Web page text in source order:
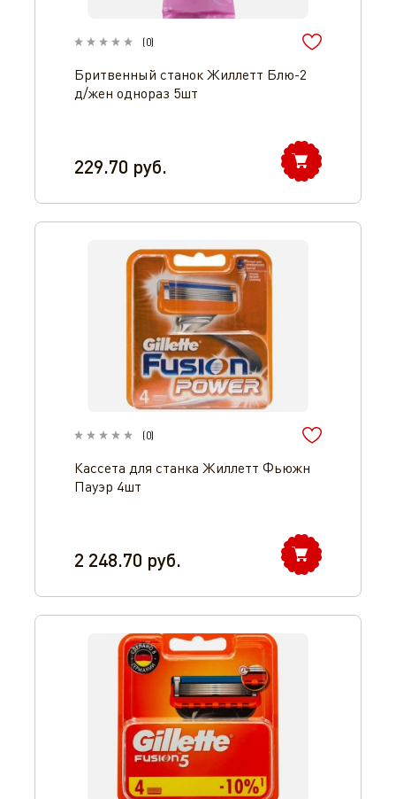
(0)
Бритвенный станок Жиллетт Блю-2
д/жен однораз 5шт
229.70 руб.
(0)
Кассета для станка Жиллетт Фьюжн
Пауэр 4шт
2 248.70 руб.